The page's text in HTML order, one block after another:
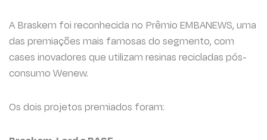
A Braskem foi reconhecida no Prêmio EMBANEWS, uma
das premiações mais famosas do segmento, com
cases inovadores que utilizam resinas recicladas pós-
consumo Wenew.
Os dois projetos premiados foram: